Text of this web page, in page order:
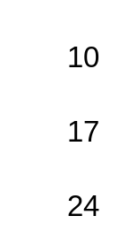
10
17
24